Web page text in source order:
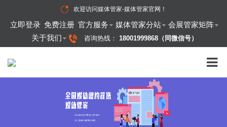
欢迎访问媒体管家-媒体管家官网 ！
立即登录 免费注册 官方服务 媒体管家分站
会展管家矩阵
关于我们
咨询热线： 18001999868（同微信号）